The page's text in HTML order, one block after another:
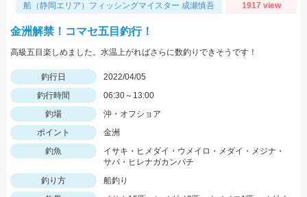
船（静岡エリア）フィッシングマイスター 成瀬慎吾 1917 view
金洲解禁！コマセ五目釣行！
高級五目楽しめました。水温上がればさらに数釣りできそうです！
釣行日
2022/04/05
釣行時間
06:30～13:00
釣場
沖・オフショア
ポイント
金洲
釣魚
イサキ・ヒメダイ・ウメイロ・メダイ・メジナ・
サバ・ヒレナガカンパチ
釣り方
船釣り